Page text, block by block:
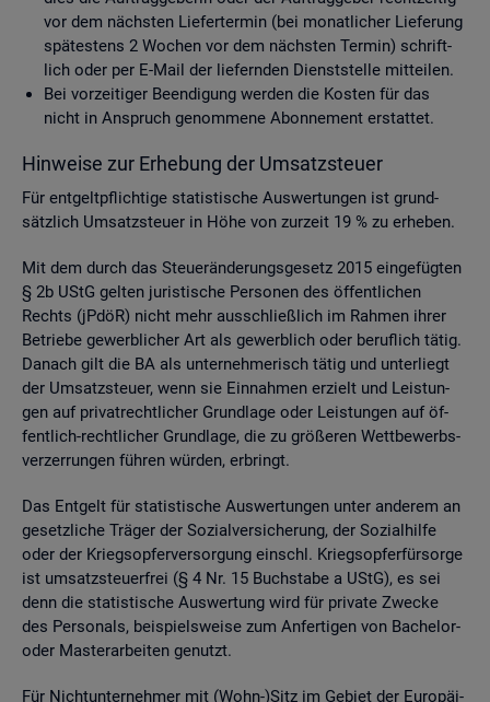
vor dem nächs­ten Lie­fer­ter­min (bei mo­nat­li­cher Lie­fe­rung
spä­tes­tens 2 Wo­chen vor dem nächs­ten Ter­min) schrift­
lich oder per E-Mail der lie­fern­den Dienst­stel­le mit­tei­len.
Bei vor­zei­ti­ger Be­en­di­gung wer­den die Kos­ten für das
nicht in An­spruch ge­nom­me­ne Abon­ne­ment er­stat­tet.
Hin­wei­se zur Er­he­bung der Um­satz­steu­er
Für ent­gelt­pflich­ti­ge sta­tis­ti­sche Aus­wer­tun­gen ist grund­
sätz­lich Um­satz­steu­er in Höhe von zur­zeit 19 % zu er­he­ben.
Mit dem durch das Steu­er­än­de­rungs­ge­setz 2015 ein­ge­füg­ten
§ 2b UStG gel­ten ju­ris­ti­sche Per­so­nen des öf­fent­li­chen
Rechts (jPdöR) nicht mehr aus­schlie­ß­lich im Rah­men ihrer
Be­trie­be ge­werb­li­cher Art als ge­werb­lich oder be­ruf­lich tätig.
Da­nach gilt die BA als un­ter­neh­me­risch tätig und un­ter­liegt
der Um­satz­steu­er, wenn sie Ein­nah­men er­zielt und Leis­tun­
gen auf pri­vat­recht­li­cher Grund­la­ge oder Leis­tun­gen auf öf­
fent­lich-recht­li­cher Grund­la­ge, die zu grö­ße­ren Wett­be­werbs­
ver­zer­run­gen füh­ren wür­den, er­bringt.
Das Ent­gelt für sta­tis­ti­sche Aus­wer­tun­gen unter an­de­rem an
ge­setz­li­che Trä­ger der So­zi­al­ver­si­che­rung, der So­zi­al­hil­fe
oder der Kriegs­op­fer­ver­sor­gung einschl. Kriegs­op­fer­für­sor­ge
ist um­satz­steu­er­frei (§ 4 Nr. 15 Buch­sta­be a UStG), es sei
denn die sta­tis­ti­sche Aus­wer­tung wird für pri­va­te Zwe­cke
des Per­so­nals, bei­spiels­wei­se zum An­fer­ti­gen von Ba­che­lor-
oder Mas­ter­ar­bei­ten ge­nutzt.
Für Nicht­un­ter­neh­mer mit (Wohn-)Sitz im Ge­biet der Eu­ro­päi­